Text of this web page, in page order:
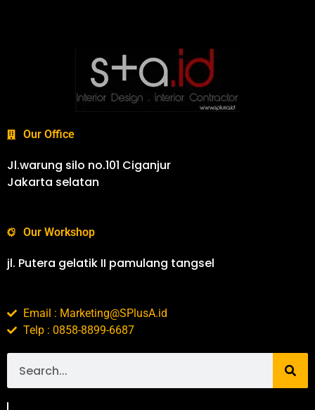
Our Office
Jl.warung silo no.101 Ciganjur
Jakarta selatan
Our Workshop
jl. Putera gelatik II pamulang tangsel
Email : Marketing@SPlusA.id
Telp : 0858-8899-6687